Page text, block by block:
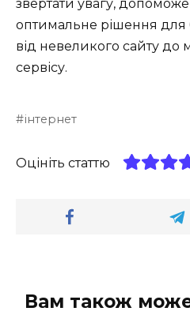
звертати увагу, допоможе
оптимальне рішення для
від невеликого сайту до
сервісу.
інтернет
Оцініть статтю
Вам також